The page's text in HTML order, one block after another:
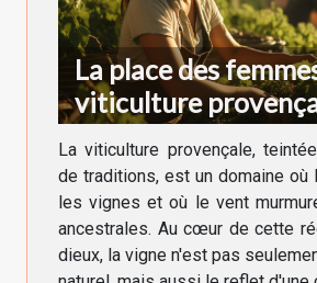
La place des
viticulture
La viticulture provençale,
de traditions, est un domaine où
les vignes et où le vent
ancestrales. Au cœur de cette
dieux, la vigne n'est pas